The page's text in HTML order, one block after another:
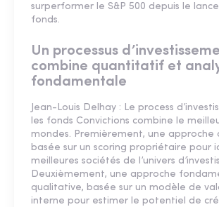
surperformer le S&P 500 depuis le
fonds.
Un processus
combine quantitatif et
fondamentale
Jean-Louis Delhay : Le process
les fonds Convictions combine le
mondes. Premièrement, une
basée sur un scoring propriétaire pour
meilleures sociétés de l’univers
Deuxièmement, une approche
qualitative, basée sur un modèle de
interne pour estimer le potentiel de